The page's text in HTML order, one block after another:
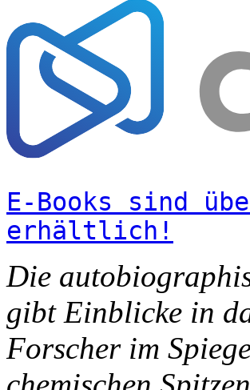
E-Books sind
erhältlich!
Die
gibt Einblicke in
Forscher im